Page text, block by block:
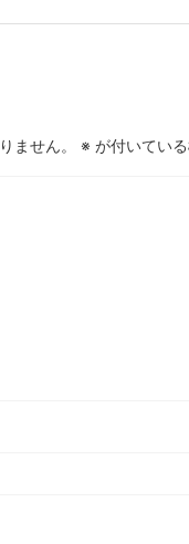
ません。 ※ が付いてい